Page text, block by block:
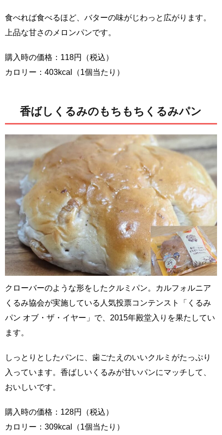
食べれば食べるほど、バターの味がじわっと広がります。
上品な甘さのメロンパンです。
購入時の価格：118円（税込）
カロリー：403kcal（1個当たり）
香ばしくるみのもちもちくるみパン
クローバーのような形をしたクルミパン。カルフォルニア
くるみ協会が実施している人気投票コンテンスト「くるみ
パン オブ・ザ・イヤー」で、2015年殿堂入りを果たしてい
ます。
しっとりとしたパンに、歯ごたえのいいクルミがたっぷり
入っています。香ばしいくるみが甘いパンにマッチして、
おいしいです。
購入時の価格：128円（税込）
カロリー：309kcal（1個当たり）